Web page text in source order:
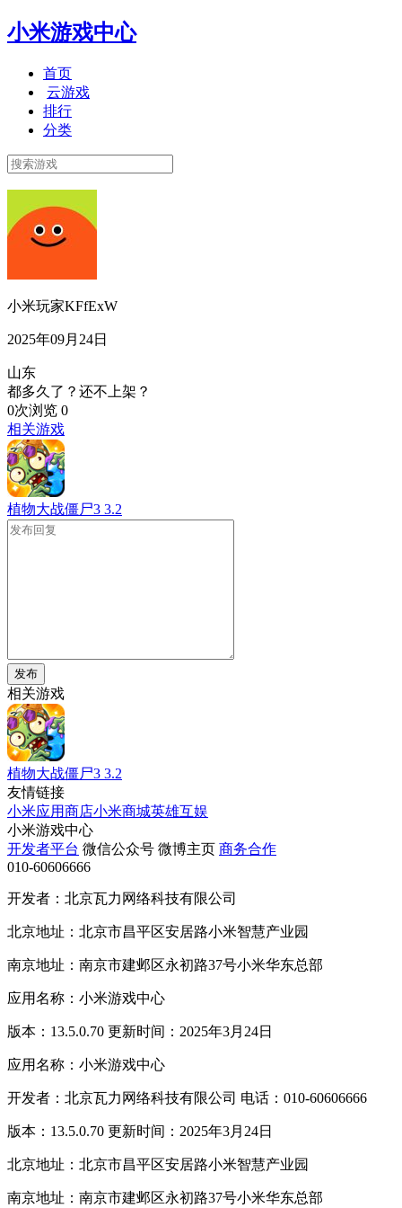
小米游戏中心
首页
云游戏
排行
分类
小米玩家KFfExW
2025年09月24日
山东
都多久了？还不上架？
0次浏览 0
相关游戏
植物大战僵尸3 3.2
发布
相关游戏
植物大战僵尸3 3.2
友情链接
小米应用商店小米商城英雄互娱
小米游戏中心
开发者平台 微信公众号 微博主页 商务合作
010-60606666
开发者：北京瓦力网络科技有限公司
北京地址：北京市昌平区安居路小米智慧产业园
南京地址：南京市建邺区永初路37号小米华东总部
应用名称：小米游戏中心
版本：13.5.0.70 更新时间：2025年3月24日
应用名称：小米游戏中心
开发者：北京瓦力网络科技有限公司 电话：010-60606666
版本：13.5.0.70 更新时间：2025年3月24日
北京地址：北京市昌平区安居路小米智慧产业园
南京地址：南京市建邺区永初路37号小米华东总部